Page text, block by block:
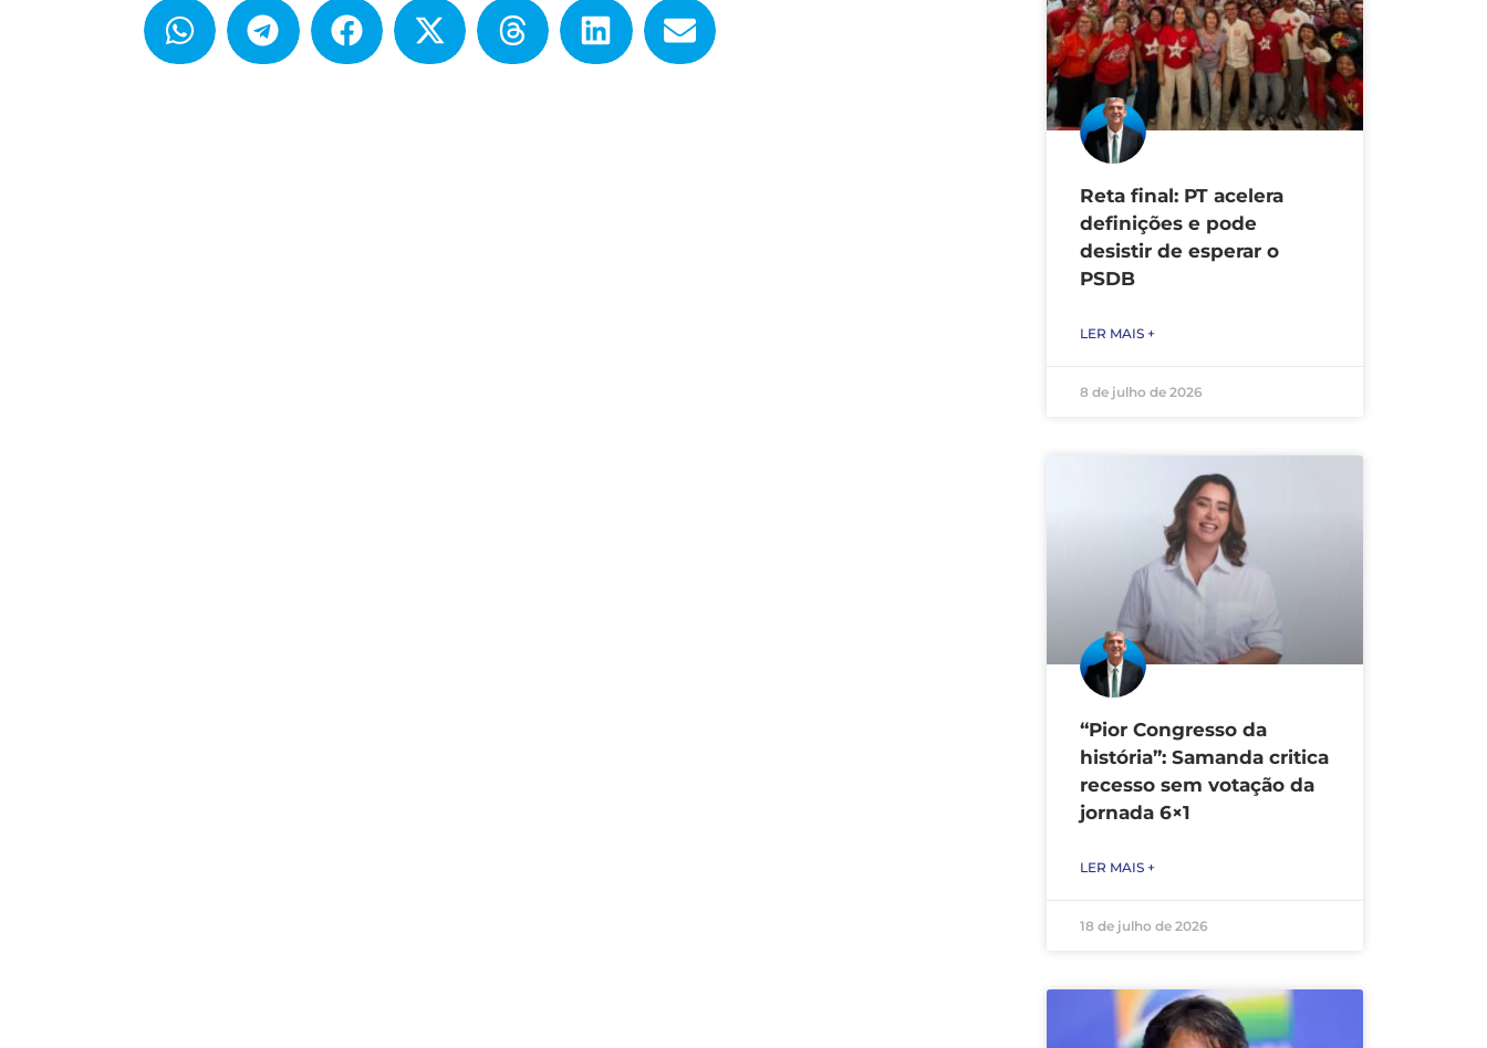
Reta final: PT acelera
definições e pode
desistir de esperar o
PSDB
LER MAIS +
8 de julho de 2026
“Pior Congresso da
história”: Samanda critica
recesso sem votação da
jornada 6×1
LER MAIS +
18 de julho de 2026